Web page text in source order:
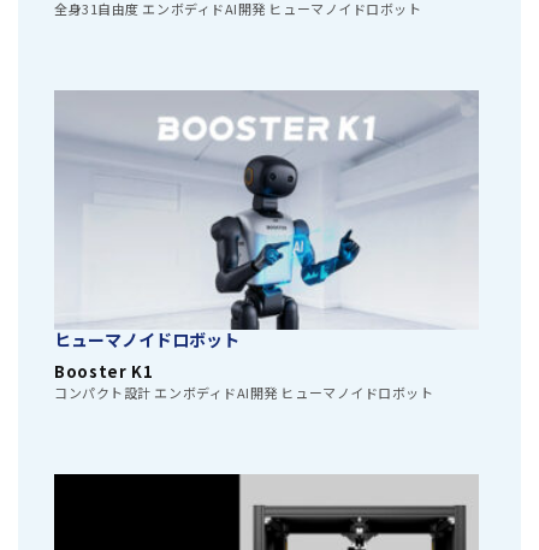
全身31自由度 エンボディドAI開発 ヒューマノイドロボット
ヒューマノイドロボット
Booster K1
コンパクト設計 エンボディドAI開発 ヒューマノイドロボット